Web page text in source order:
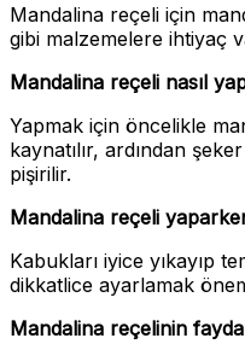
Mandalina reçeli için
gibi malzemelere ihtiyaç
Mandalina reçeli nasıl
Yapmak için öncelikle
kaynatılır, ardından
pişirilir.
Mandalina reçeli
Kabukları iyice yıkayıp
dikkatlice ayarlamak
Mandalina reçelinin